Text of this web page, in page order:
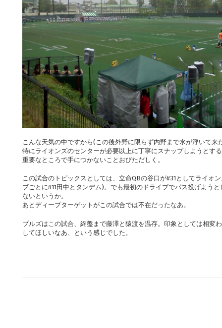
こんな天気の中ですから(この後外野に限らず内野まで水が浮いて
特にライオンズのセンターが必要以上に丁寧にスナップしようとす
重要なところで手につかないことおびただしく。
この試合のトピックスとしては、立命QBの谷口が#31としてライオ
ブごとに#11田中とタンデム)。でも最初のドライブでパス投げよう
ないというか。
あとディープターゲットがこの試合では不在だったなあ。
ブルズはこの試合、終盤まで藤澤と猿渡を温存。印象としては相変
してほしいなあ、という感じでした。